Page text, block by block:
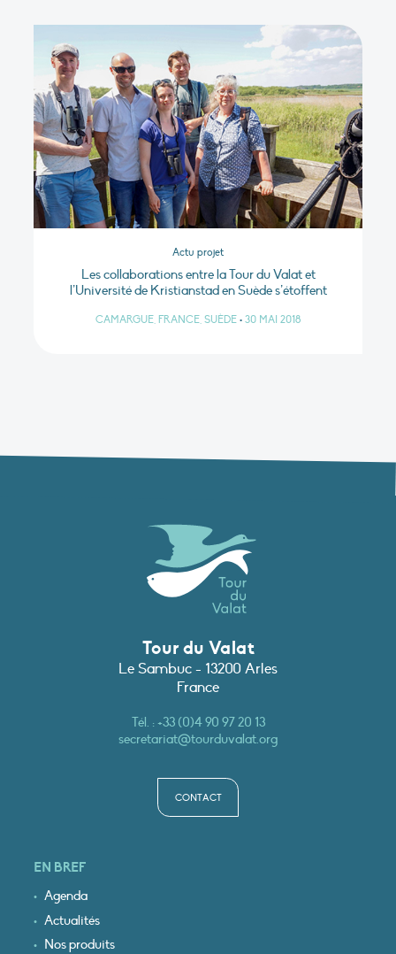
Actu projet
Les collaborations entre la Tour du Valat et
l’Université de Kristianstad en Suède s’étoffent
CAMARGUE, FRANCE, SUÈDE • 30 MAI 2018
Tour du Valat
Le Sambuc - 13200 Arles
France
Tél. :+33 (0)4 90 97 20 13
secretariat@tourduvalat.org
CONTACT
EN BREF
Agenda
Actualités
Nos produits